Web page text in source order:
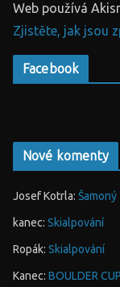
Web používá
Zjistěte, jak jsou
Facebook
Nové komenty
Josef Kotrla: Šamoný
kanec: Skialpování
Ropák: Skialpování
Kanec: BOULDER